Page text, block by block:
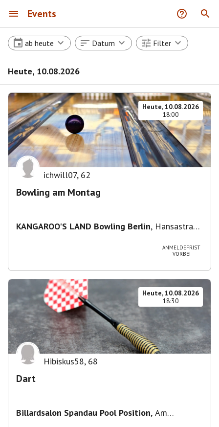
Events
ab heute Datum Filter
Heute, 10.08.2026
Heute, 10.08.2026
18:00
ichwill07, 62
Bowling am Montag
KANGAROO'S LAND Bowling Berlin, Hansastraße
ANMELDEFRIST
VORBEI
Heute, 10.08.2026
18:30
Hibiskus58, 68
Dart
Billardsalon Spandau Pool Position, Am